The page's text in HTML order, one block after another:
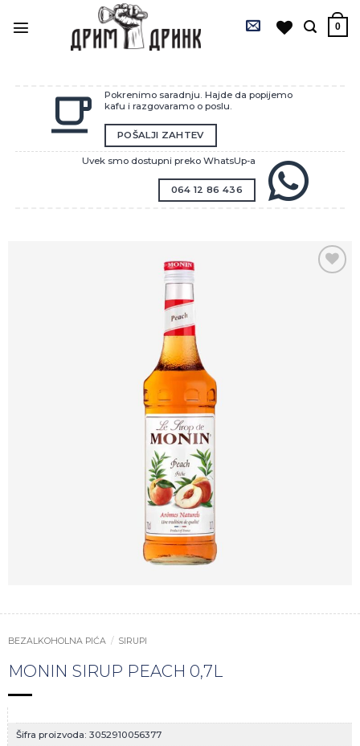
0
Pokrenimo saradnju. Hajde da popijemo
kafu i razgovaramo o poslu.
POŠALJI ZAHTEV
Uvek smo dostupni preko WhatsUp-a
064 12 86 436
BEZALKOHOLNA PIĆA / SIRUPI
MONIN SIRUP PEACH 0,7L
Šifra proizvoda: 3052910056377